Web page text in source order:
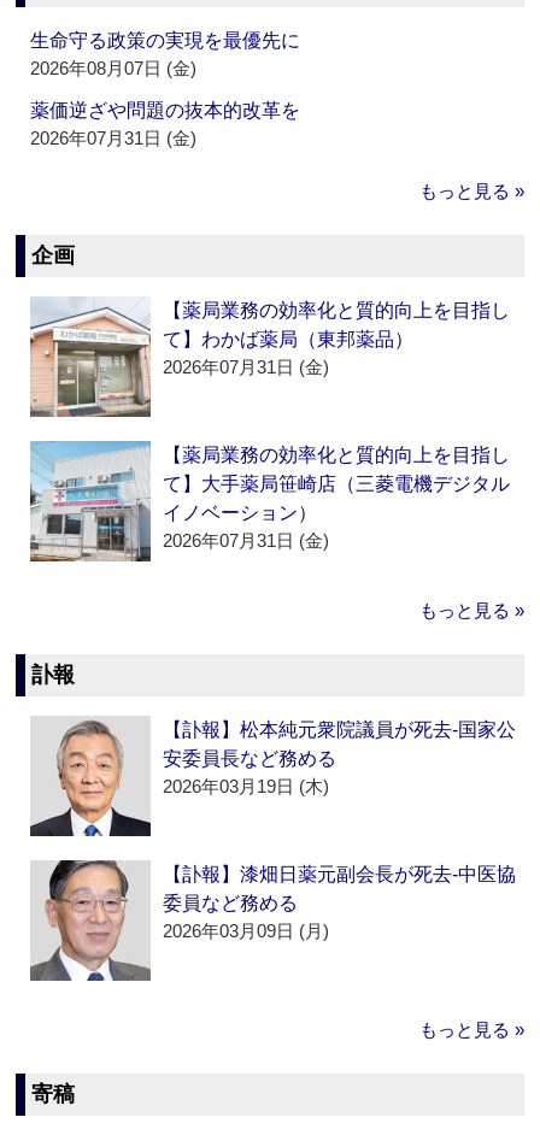
生命守る政策の実現を最優先に
2026年08月07日 (金)
薬価逆ざや問題の抜本的改革を
2026年07月31日 (金)
もっと見る »
企画
【薬局業務の効率化と質的向上を目指し
て】わかば薬局（東邦薬品）
2026年07月31日 (金)
【薬局業務の効率化と質的向上を目指し
て】大手薬局笹崎店（三菱電機デジタル
イノベーション）
2026年07月31日 (金)
もっと見る »
訃報
【訃報】松本純元衆院議員が死去‐国家公
安委員長など務める
2026年03月19日 (木)
【訃報】漆畑日薬元副会長が死去‐中医協
委員など務める
2026年03月09日 (月)
もっと見る »
寄稿